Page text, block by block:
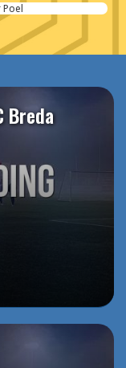
Breda